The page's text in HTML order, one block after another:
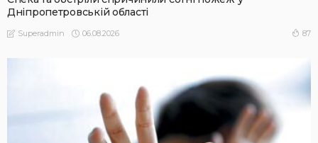
Дніпропетровській області
Superadmin 06.08.2026 87